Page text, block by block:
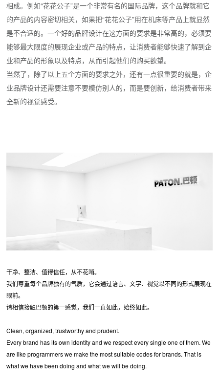
相成。例如“花花公子”是一个非常有名的国际品牌，这个品牌就和它
的产品的内容密切相关，如果把“花花公子”用在机床等产品上就显然
是不合适的。一个好的品牌设计在这方面的要求是非常高的，必须要
能够最大限度的展现企业或产品的特点，让消费者能够快速了解到企
业和产品的形象以及特点，从而引起他们的购买欲望。
当然了，除了以上五个方面的要求之外，还有一点很重要的就是，企
业品牌设计还需要注意不要模仿别人的，而是要创新，给消费者带来
全新的视觉感受。
干净、整洁、值得信任，从不花哨。
我们尊重每个品牌独有的气质，它会通过语言、文字、视觉以不同的形式展现在
眼前。
请相信接触巴顿的第一感觉，我们一直如此，始终如此。
Clean, organized, trustworthy and prudent.
Every brand has its own identity and we respect every single one of them. We
are like programmers we make the most suitable codes for brands. That is
what we have been doing and what we will be doing.